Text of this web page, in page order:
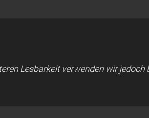
Lesbarkeit verwenden wir